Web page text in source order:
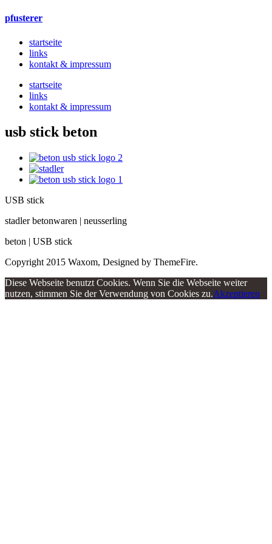
pfusterer
startseite
links
kontakt & impressum
startseite
links
kontakt & impressum
usb stick beton
USB stick
stadler betonwaren | neusserling
beton | USB stick
Copyright 2015 Waxom, Designed by ThemeFire.
Diese Webseite benutzt Cookies. Wenn Sie die Webseite weiter
nutzen, stimmen Sie der Verwendung von Cookies zu.Akzeptieren